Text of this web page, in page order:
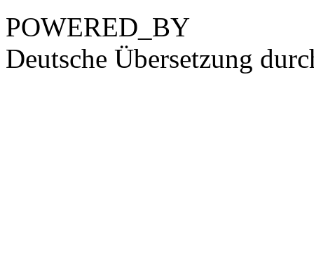
POWERED_BY
Deutsche Übersetzung